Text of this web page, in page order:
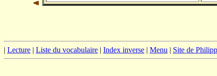
| Lecture | Liste du vocabulaire | Index inverse | Menu | Site de